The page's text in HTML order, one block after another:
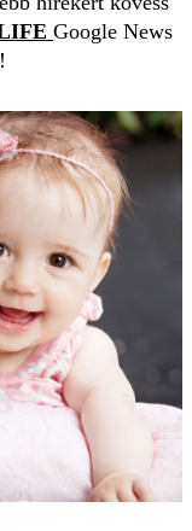
Google News